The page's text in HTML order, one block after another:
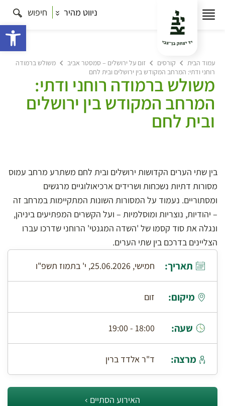
ניווט מהיר חיפוש
עמוד הבית קורסים זום על ירושלים – סמסטר אביב
משולש ברמודה
רוחני ודתי: המרחב המקודש בין ירושלים ובית לחם
משולש ברמודה רוחני ודתי:
המרחב המקודש בין ירושלים
ובית לחם
בין שתי הערים הקדושות ירושלים ובית לחם משתרע מרחב עמוס
מסורות דתיות נשכחות ושרידים ארכיאולוגיים מרגשים
ומסתוריים. נעמוד על המסורות השונות המתקיימות במרחב זה
– יהודיות, נוצריות ומוסלמיות – ועל הקשרים המפתיעים ביניהן,
ונגלה את סוד קסמו של 'השדה המגנטי' הרוחני שדרכו עברו
הצליינים בדרכם בין שתי הערים.
תאריך: חמישי, 25.06.2026, י' בתמוז תשפ"ו
מיקום: זום
שעה: 18:00 - 19:00
מרצה: ד"ר אלדד ברין
האירוע הסתיים